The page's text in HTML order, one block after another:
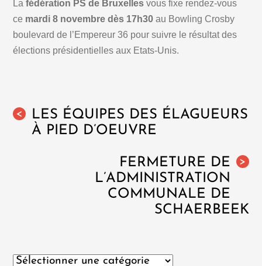
La fédération PS de Bruxelles vous fixe rendez-vous
ce mardi 8 novembre dès 17h30 au Bowling Crosby
boulevard de l’Empereur 36 pour suivre le résultat des
élections présidentielles aux Etats-Unis.
<
LES ÉQUIPES DES ÉLAGUEURS
À PIED D’OEUVRE
>
FERMETURE DE
L’ADMINISTRATION
COMMUNALE DE
SCHAERBEEK
Catégories